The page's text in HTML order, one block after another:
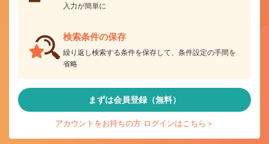
入力が簡単に
検索条件の保存
繰り返し検索する条件を保存して、条件設定の手間を
省略
まずは会員登録（無料）
アカウントをお持ちの方 ログインはこちら＞